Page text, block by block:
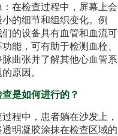
在检查过程中，屏幕上会
小的细节和组织变化。例
们的设备具有血管和血流可
能，可有助于检测血栓、
曲张并了解其他心血管系
原因。
是如何进行的？
程中，患者躺在沙发上，
透明凝胶涂抹在检查区域的